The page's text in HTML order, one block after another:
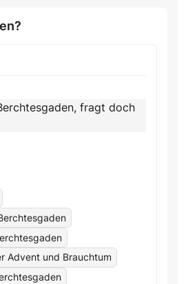
fragt doch
Advent und Brauchtum